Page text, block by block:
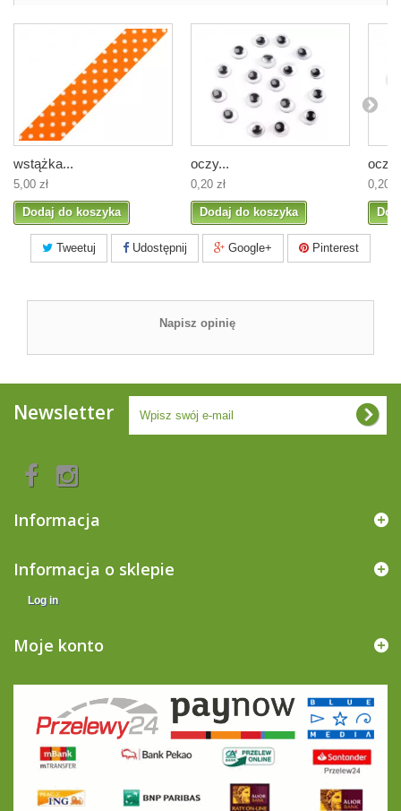
wstążka...
5,00 zł
Dodaj do koszyka
oczy...
0,20 zł
Dodaj do koszyka
0,20
Tweetuj Udostępnij Google+ Pinterest
Napisz opinię
Newsletter
Informacja
Informacja o sklepie
Log in
Moje konto